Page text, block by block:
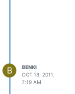
B
BENKI
OCT 18, 2011,
7:19 AM